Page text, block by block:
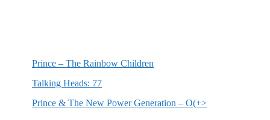
Prince – The Rainbow Children
Talking Heads: 77
Prince & The New Power Generation – O(+>